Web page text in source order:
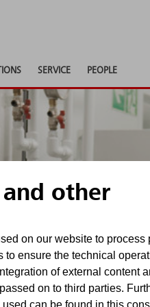
other
on our website to process
ensure the technical
of external content
on to third parties.
can be found in this
SERVICE PEOPLE